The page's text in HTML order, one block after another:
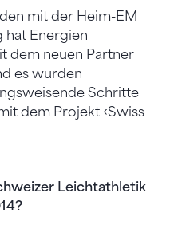
mit der Heim-EM
hat Energien
dem neuen Partner
es wurden
Schritte
dem Projekt ‹Swiss
Leichtathletik